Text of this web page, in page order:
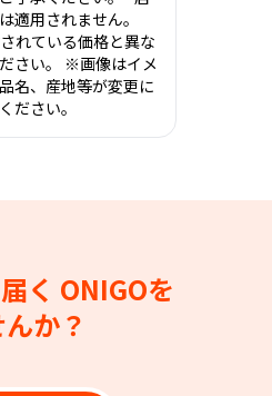
適用されません。
れている価格と異な
さい。 ※画像はイメ
名、産地等が変更に
ださい。
く ONIGOを
か？